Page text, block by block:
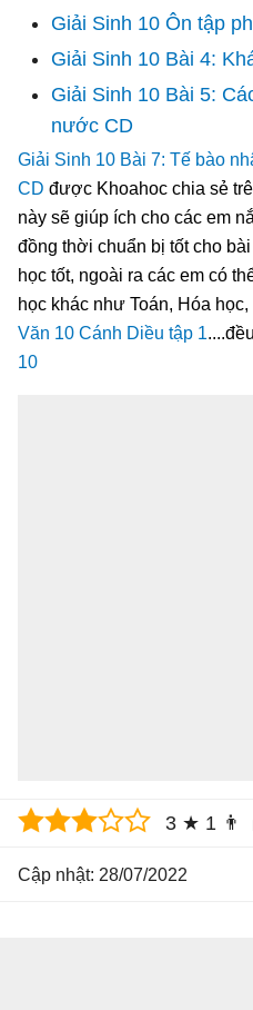
Giải Sinh 10 Ôn tập
Giải Sinh 10 Bài 4:
Giải Sinh 10 Bài 5:
nước CD
Giải Sinh 10 Bài 7: Tế bào
CD được Khoahoc chia sẻ
này sẽ giúp ích cho các em
đồng thời chuẩn bị tốt cho
học tốt, ngoài ra các em có
học khác như Toán, Hóa
Văn 10 Cánh Diều tập 1
10
3 ★ 1 👨
Cập nhật: 28/07/2022